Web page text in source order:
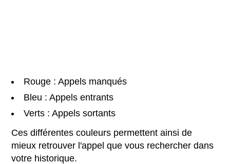
Rouge : Appels manqués
Bleu : Appels entrants
Verts : Appels sortants
Ces différentes couleurs permettent ainsi de
mieux retrouver l'appel que vous rechercher dans
votre historique.